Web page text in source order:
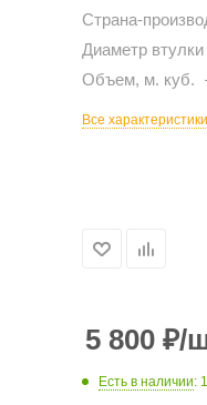
Страна-
Диаметр втулки
Объем, м. куб.
Все характеристики
5 800 ₽/
Есть в наличии: